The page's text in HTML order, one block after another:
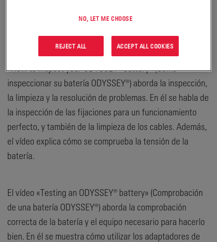
ODYSSEY® para vehículos pesados de transporte.
Inspeccionar la batería es esencial para asegurarse de
está en buenas condiciones de funcionamiento. El vídeo
«How to inspect your ODYSSEY® battery» (Cómo
inspeccionar su batería ODYSSEY®) aborda la inspección,
la limpieza y la resolución de problemas. En él se habla de
la inspección de las fijaciones para un funcionamiento
perfecto, y también de la limpieza de los cables. Además,
el vídeo explica cómo se comprueba la tensión de la
batería.
El vídeo «Testing an ODYSSEY® battery» (Comprobación
de una batería ODYSSEY®) aborda la comprobación
correcta de la batería y el equipo necesario para hacerlo
bien. En él se muestra cómo utilizar los adaptadores de
NO, LET ME CHOOSE
REJECT ALL ACCEPT ALL COOKIES